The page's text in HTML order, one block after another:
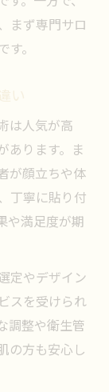
まず専門サロ
。
い
は人気が高
あります。ま
が顔立ちや体
丁寧に貼り付
や満足度が期
定やデザイン
スを受けられ
調整や衛生管
の方も安心し